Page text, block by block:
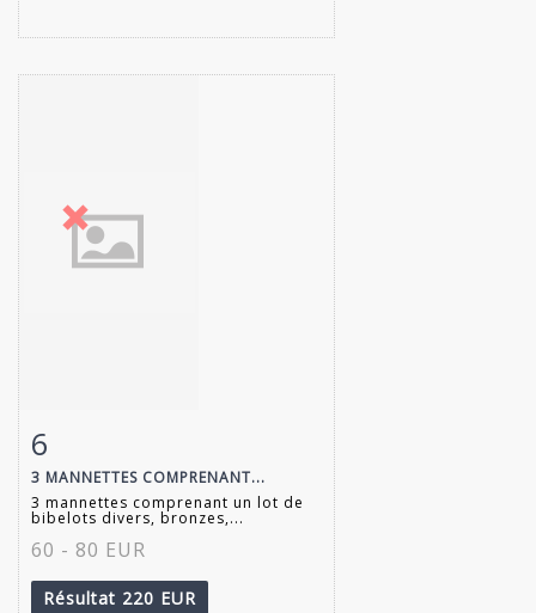
Fiche détaillée
6
3 MANNETTES COMPRENANT...
3 mannettes comprenant un lot de
bibelots divers, bronzes,...
60 - 80 EUR
Résultat 220 EUR